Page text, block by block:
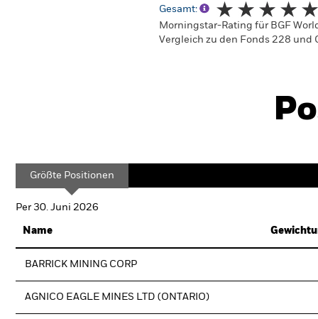
Gesamt:
Morningstar-Rating für BGF
Vergleich zu den Fonds 228 und
Größte Positionen
Per 30. Juni 2026
Name
BARRICK MINING CORP
AGNICO EAGLE MINES LTD (ONTARIO)